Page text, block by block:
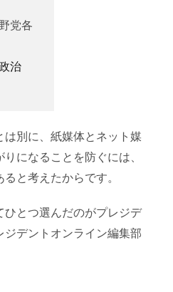
党各
治
別に、紙媒体とネット媒
になることを防ぐには、
と考えたからです。
とつ選んだのがプレジデ
デントオンライン編集部